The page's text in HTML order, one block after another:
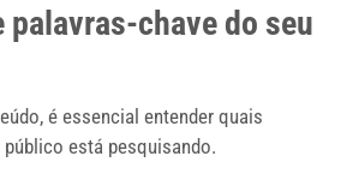
palavras-chave do seu
é essencial entender quais
público está pesquisando.